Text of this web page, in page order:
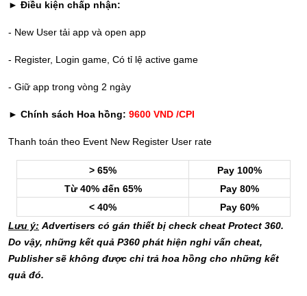
► Điều kiện chấp nhận:
- New User tải app và open app
- Register, Login game, Có tỉ lệ active game
- Giữ app trong vòng 2 ngày
► Chính sách Hoa hồng: 9600 VND /CPI
Thanh toán theo Event New Register User rate
> 65%
Pay 100%
Từ 40% đến 65%
Pay 80%
< 40%
Pay 60%
Lưu ý: Advertisers có gán thiết bị check cheat Protect 360.
Do vậy, những kết quả P360 phát hiện nghi vấn cheat,
Publisher sẽ không được chi trả hoa hồng cho những kết
quả đó.